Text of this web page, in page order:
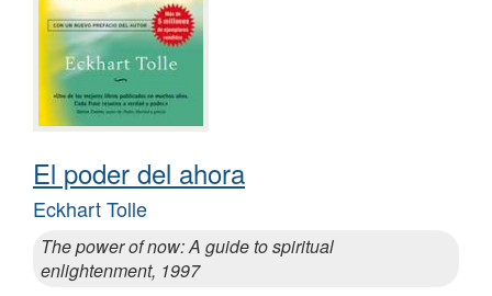
El poder del ahora
Eckhart Tolle
The power of now: A guide to spiritual
enlightenment, 1997